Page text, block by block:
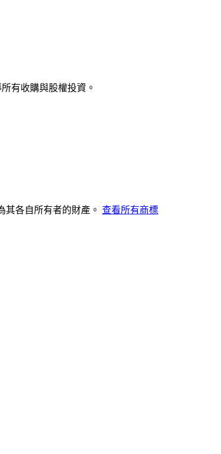
有收購與股權投資。
其各自所有者的財產。 查看所有商標